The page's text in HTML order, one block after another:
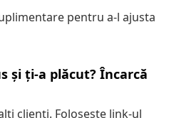
pentru a-l ajusta
și ți-a plăcut? Încarcă
clienți. Folosește link-ul